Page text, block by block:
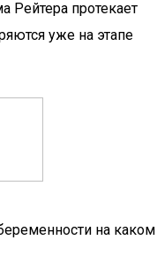
Рейтера протекает
уже на этапе
на каком